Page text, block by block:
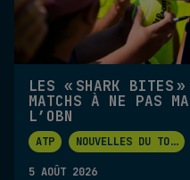
LES « SHARK BITES
MATCHS À NE PAS
L’OBN
ATP NOUVELLES DU TO...
5 AOÛT 2026